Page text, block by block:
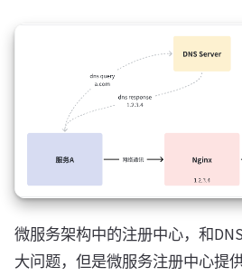
微服务架构中的注册中心，和
大问题，但是微服务注册中心提